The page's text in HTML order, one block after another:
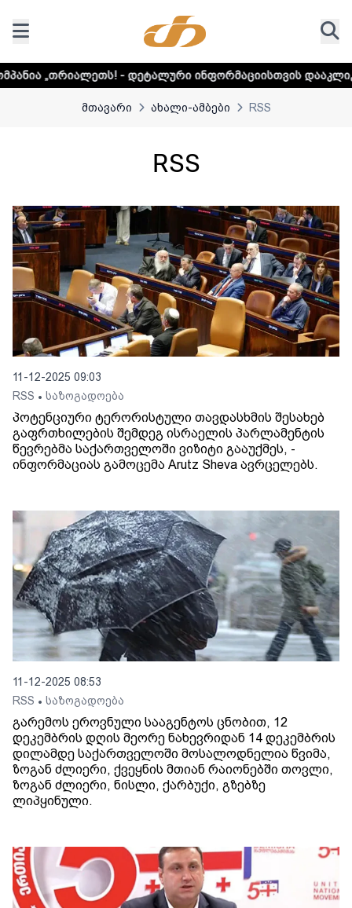
ინფორმაციისთვის დააკლიკეთ ლინკს
მთავარი ახალი-ამბები RSS
RSS
11-12-2025 09:03
RSS • საზოგადოება
პოტენციური ტერორისტული თავდასხმის შესახებ
გაფრთხილების შემდეგ ისრაელის პარლამენტის
წევრებმა საქართველოში ვიზიტი გააუქმეს, -
ინფორმაციას გამოცემა Arutz Sheva ავრცელებს.
11-12-2025 08:53
RSS • საზოგადოება
გარემოს ეროვნული სააგენტოს ცნობით, 12
დეკემბრის დღის მეორე ნახევრიდან 14 დეკემბრის
დილამდე საქართველოში მოსალოდნელია წვიმა,
ზოგან ძლიერი, ქვეყნის მთიან რაიონებში თოვლი,
ზოგან ძლიერი, ნისლი, ქარბუქი, გზებზე
ლიპყინული.